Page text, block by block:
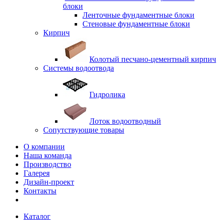
блоки
Ленточные фундаментные блоки
Стеновые фундаментные блоки
Кирпич
Колотый песчано-цементный кирпич
Системы водоотвода
Гидролика
Лоток водоотводный
Сопутствующие товары
О компании
Наша команда
Производство
Галерея
Дизайн-проект
Контакты
Каталог